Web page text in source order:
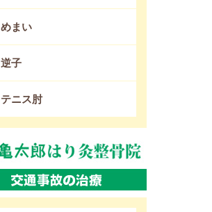
めまい
逆子
テニス肘